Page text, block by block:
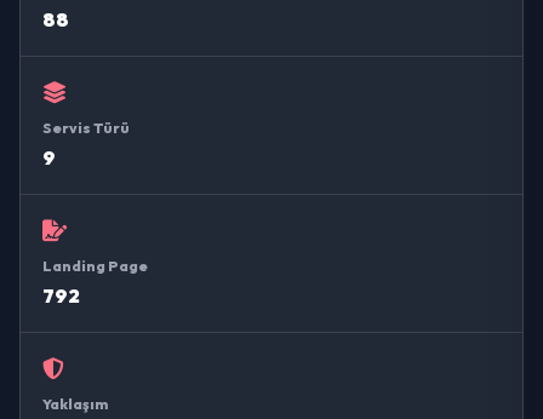
88
Servis Türü
9
Landing Page
792
Yaklaşım